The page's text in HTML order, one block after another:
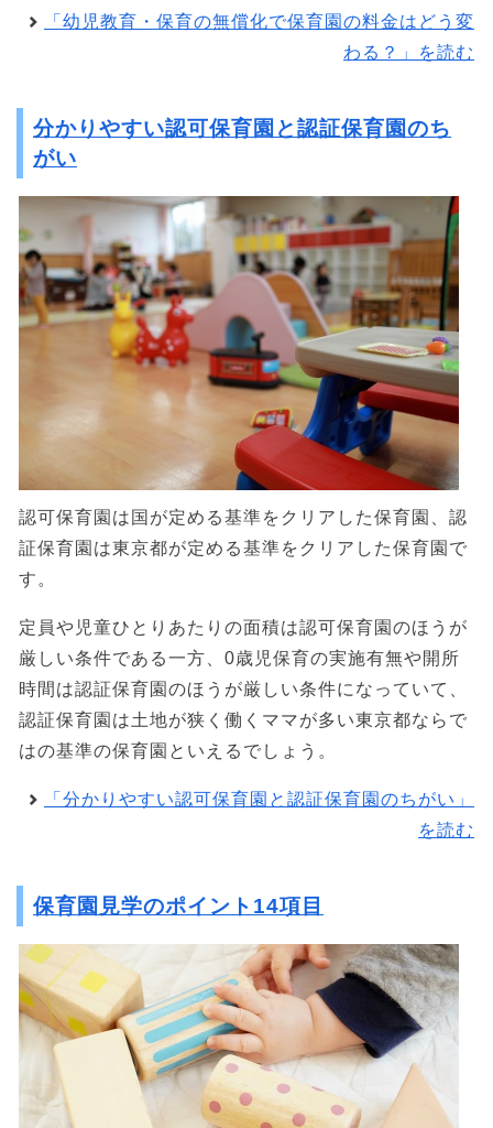
「幼児教育・保育の無償化で保育園の料金はどう変
わる？」を読む
分かりやすい認可保育園と認証保育園のち
がい
認可保育園は国が定める基準をクリアした保育園、認
証保育園は東京都が定める基準をクリアした保育園で
す。
定員や児童ひとりあたりの面積は認可保育園のほうが
厳しい条件である一方、0歳児保育の実施有無や開所
時間は認証保育園のほうが厳しい条件になっていて、
認証保育園は土地が狭く働くママが多い東京都ならで
はの基準の保育園といえるでしょう。
「分かりやすい認可保育園と認証保育園のちがい」
を読む
保育園見学のポイント14項目